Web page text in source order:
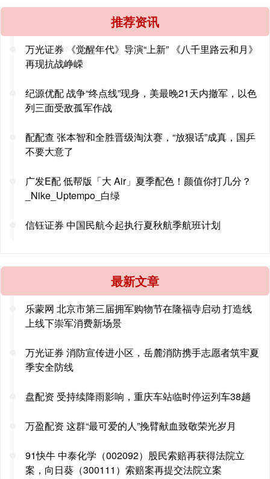
推荐资讯
万光证券 《觉醒年代》导演“上新” 《八千里路云和月》
再现抗战峥嵘
纪源优配 战争“终点线”现身，美最晚21天内撤军，以色
列三面受敌孤军作战
配配查 张本智和全胜晋级淘汰赛，“放狠话”成真，国乒
不要大意了
广发E配 低帮版「大 Air」夏季配色！颜值你打几分？
_Nike_Uptempo_白绿
信钰证券 中国民航今起执行夏秋航季航班计划
最新文章
乐蒙网 北京市第三届拥军购物节在隆福寺启动 打造线
上线下崇军消费新场景
万光证券 消防宣传进小区，岳麓消防携手志愿者筑牢夏
季安全防线
盘配资 受持续降雨影响，重庆车站临时停运列车38趟
万盈配资 这群“最可爱的人”挽臂献血致敬荣光岁月
91快牛 中泰化学（002092）股民索赔再获得法院立
案，向日葵（300111）索赔案再提交法院立案